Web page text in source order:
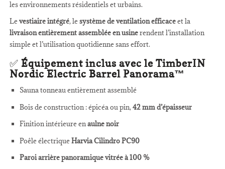
les environnements résidentiels et urbains.
Levestiaire intégré, lesystème de ventilation efficaceet la
livraison entièrement assemblée en usinerendent l’installation
simple et l’utilisation quotidienne sans effort.
✅ Équipement inclus avec le TimberIN
Nordic Electric Barrel Panorama™
Sauna tonneau entièrement assemblé
Bois de construction : épicéa ou pin,42 mm d’épaisseur
Finition intérieure enaulne noir
Poêle électriqueHarvia Cilindro PC90
Paroi arrière panoramique vitrée à 100 %